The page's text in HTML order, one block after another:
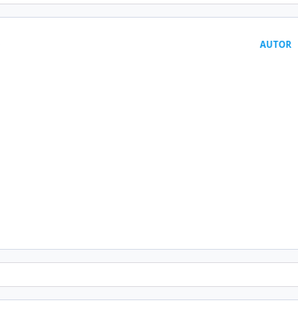
AUTOR